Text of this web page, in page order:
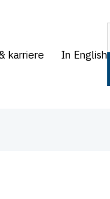
karriere In English